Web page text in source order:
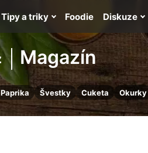
Magazín
Paprika Švestky Cuketa Okurky
Tipy a triky Foodie Diskuze